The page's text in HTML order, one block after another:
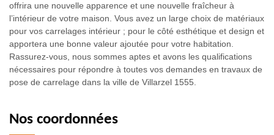
offrira une nouvelle apparence et une nouvelle fraîcheur à
l’intérieur de votre maison. Vous avez un large choix de matériaux
pour vos carrelages intérieur ; pour le côté esthétique et design et
apportera une bonne valeur ajoutée pour votre habitation.
Rassurez-vous, nous sommes aptes et avons les qualifications
nécessaires pour répondre à toutes vos demandes en travaux de
pose de carrelage dans la ville de Villarzel 1555.
Nos coordonnées